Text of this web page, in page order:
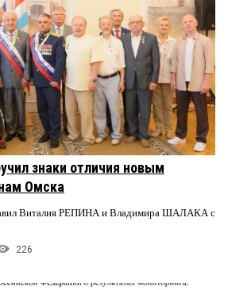
знаки отличия новым
Омска
Виталия РЕПИНА и Владимира ШАЛАКА с
226